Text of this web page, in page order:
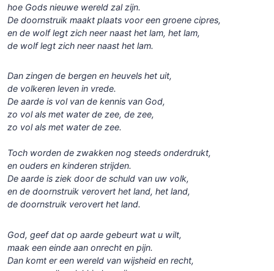
hoe Gods nieuwe wereld zal zijn.
De doornstruik maakt plaats voor een groene cipres,
en de wolf legt zich neer naast het lam, het lam,
de wolf legt zich neer naast het lam.
Dan zingen de bergen en heuvels het uit,
de volkeren leven in vrede.
De aarde is vol van de kennis van God,
zo vol als met water de zee, de zee,
zo vol als met water de zee.
Toch worden de zwakken nog steeds onderdrukt,
en ouders en kinderen strijden.
De aarde is ziek door de schuld van uw volk,
en de doornstruik verovert het land, het land,
de doornstruik verovert het land.
God, geef dat op aarde gebeurt wat u wilt,
maak een einde aan onrecht en pijn.
Dan komt er een wereld van wijsheid en recht,